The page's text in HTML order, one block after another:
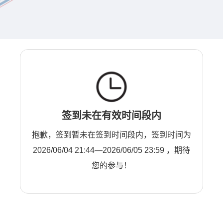
签到未在有效时间段内
抱歉，签到暂未在签到时间段内，签到时间为
2026/06/04 21:44—2026/06/05 23:59 ，期待
您的参与！